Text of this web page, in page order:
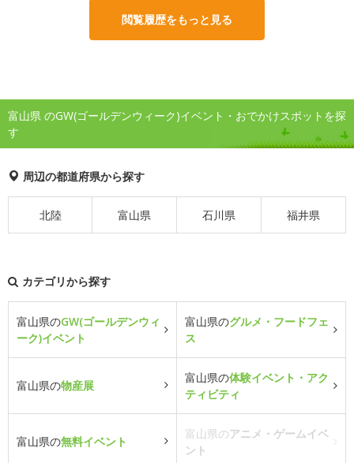
閲覧履歴をもっと見る
富山県 のGW(ゴールデンウィーク)イベント・おでかけスポットを探
す
周辺の都道府県から探す
北陸 富山県 石川県 福井県
カテゴリから探す
富山県のGW(ゴールデンウィ
ーク)イベント
富山県のグルメ・フードフェ
ス
富山県の物産展
富山県の体験イベント・アク
ティビティ
富山県の無料イベント
富山県のアニメ・ゲームイベ
ント